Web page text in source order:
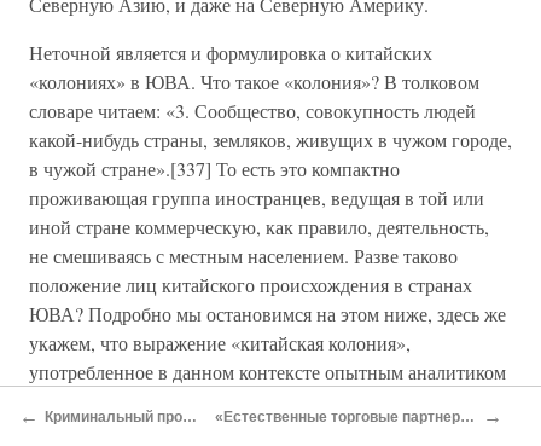
Неточной является и формулировка о китайских
«колониях» в ЮВА. Что такое «колония»? В толковом
словаре читаем: «3. Сообщество, совокупность людей
какой-нибудь страны, земляков, живущих в чужом городе,
в чужой стране».[337] То есть это компактно
проживающая группа иностранцев, ведущая в той или
иной стране коммерческую, как правило, деятельность,
не смешиваясь с местным населением. Разве таково
положение лиц китайского происхождения в странах
ЮВА? Подробно мы остановимся на этом ниже, здесь же
укажем, что выражение «китайская колония»,
употребленное в данном контексте опытным аналитиком
понимание, либо намеренное затушевывание характера и
← Криминальный проект «Естественные торговые партнеры» →